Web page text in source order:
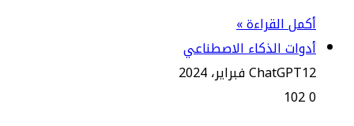
أكمل القراءة »
أدوات الذكاء الاصطناعي
ChatGPT12 فبراير، 2024
0